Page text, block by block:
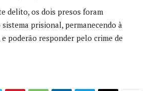
delito, os dois presos foram
prisional, permanecendo à
e poderão responder pelo crime de